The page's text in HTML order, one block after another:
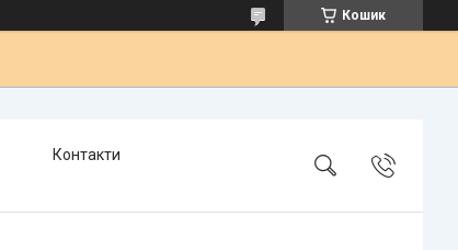
Кошик
Контакти